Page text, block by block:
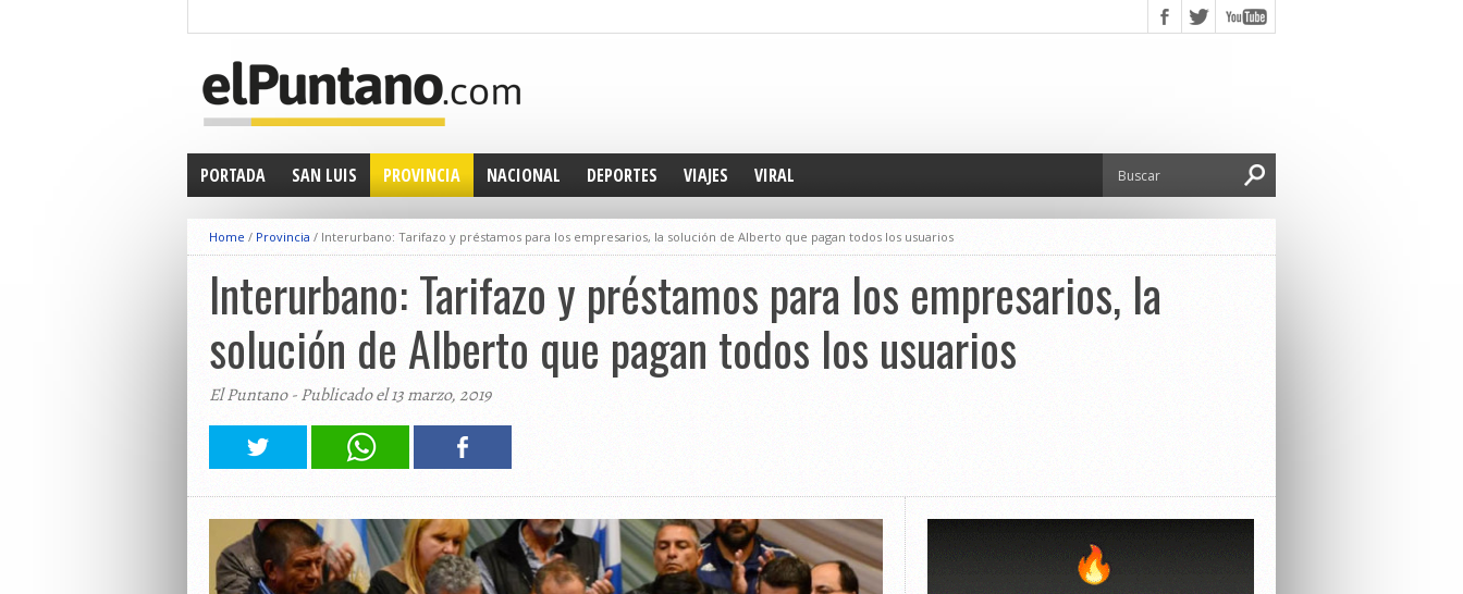
PORTADA SAN LUIS PROVINCIA NACIONAL DEPORTES VIAJES VIRAL
Home / Provincia / Interurbano: Tarifazo y préstamos para los empresarios, la solución de Alberto que pagan todos los usuarios
Interurbano: Tarifazo y préstamos para los empresarios, la
solución de Alberto que pagan todos los usuarios
El Puntano - Publicado el 13 marzo, 2019